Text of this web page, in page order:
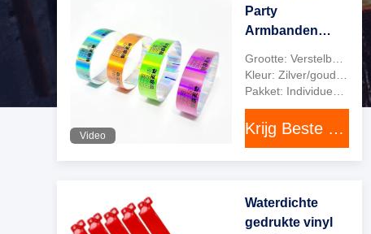
Video
Party
Armbanden
Laser Printing
Armband
Krijg Beste Prijs
Waterdichte
gedrukte vinyl